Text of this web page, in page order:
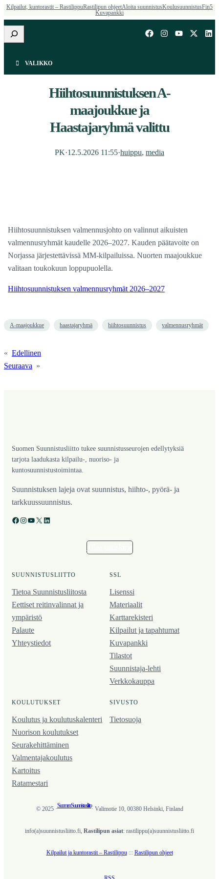
Kilpailut, kuntorastit – RastilippuRastilipun ohjeetAloita suunnistusKoulusuunnistusFin5
Kuvapankki
Etsi
VALIKKO
Hiihtosuunnistuksen A-
maajoukkue ja
Haastajaryhmä valittu
PK·12.5.2026 11:55·huippu, media
Hiihtosuunnistuksen valmennusjohto on valinnut aikuisten
valmennusryhmät kaudelle 2026–2027. Kauden päätavoite on
Norjassa järjestettävissä MM-kilpailuissa. Nuorten maajoukkue
valitaan toukokuun loppupuolella.
Hiihtosuunnistuksen valmennusryhmät 2026–2027
A-maajoukkue haastajaryhmä hiihtosuunnistus valmennusryhmät
« Edellinen
Seuraava »
Suomen Suunnistusliitto tukee suunnistusseurojen edellytyksiä
tarjota laadukasta kilpailu-, nuoriso- ja
kuntosuunnistustoimintaa.
Suunnistuksen lajeja ovat suunnistus, hiihto-, pyörä- ja
tarkkuussuunnistus.
Facebook Instagram YouTube X LinkedIn
SUUNNISTUSLIITTO
Tietoa Suunnistusliitosta
Eettiset reitinvalinnat ja
ympäristö
Palaute
Yhteystiedot
SSL
Lisenssi
Materiaalit
Karttarekisteri
Kilpailut ja tapahtumat
Kuvapankki
Tilastot
Suunnistaja-lehti
Verkkokauppa
KOULUTUKSET
Koulutus ja koulutus­kalenteri
Nuorison koulutukset
Seura­kehittäminen
Valmentaja­koulutus
Kartoitus
Ratamestari
SIVUSTO
Tietosuoja
© 2025 ·
Suomen Suunnistusliitto
· Valimotie 10, 00380 Helsinki, Finland
info(a)suunnistusliitto.fi, Rastilipun asiat: rastilippu(a)suunnistusliitto.fi
Kilpailut ja kuntorastit – Rastilippu::: Rastilipun ohjeet